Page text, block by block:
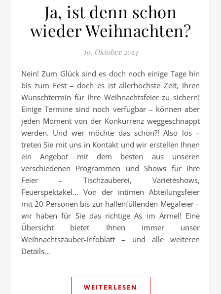
Ja, ist denn schon
wieder Weihnachten?
19. Oktober 2014
Nein! Zum Glück sind es doch noch einige Tage hin
bis zum Fest – doch es ist allerhöchste Zeit, Ihren
Wunschtermin für Ihre Weihnachtsfeier zu sichern!
Einige Termine sind noch verfügbar – können aber
jeden Moment von der Konkurrenz weggeschnappt
werden. Und wer möchte das schon?! Also los –
treten Sie mit uns in Kontakt und wir erstellen Ihnen
ein Angebot mit dem besten aus unseren
verschiedenen Programmen und Shows für Ihre
Feier – Tischzauberei, Varietéshows,
Feuerspektakel… Von der intimen Abteilungsfeier
mit 20 Personen bis zur hallenfüllenden Megafeier –
wir haben für Sie das richtige As im Ärmel! Eine
Übersicht bietet Ihnen immer unser
Weihnachtszauber-Infoblatt – und alle weiteren
Details…
WEITERLESEN